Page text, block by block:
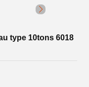
type 10tons 6018